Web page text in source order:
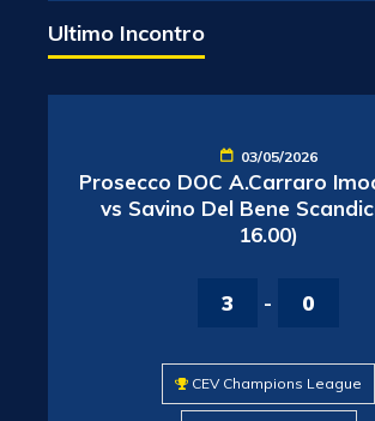
Ultimo Incontro
03/05/2026
Prosecco DOC A.Carraro
vs Savino Del Bene
16.00)
3 - 0
CEV Champions League